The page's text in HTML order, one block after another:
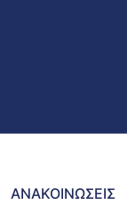
ΑΝΑΚΟΙΝΩΣΕΙΣ